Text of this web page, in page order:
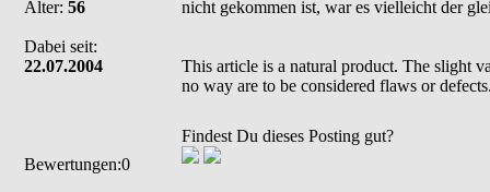
Alter: 56
Dabei seit:
22.07.2004
Bewertungen:0
nicht gekommen ist, war es vielleicht der
This article is a natural product. The slight
no way are to be considered flaws or
Findest Du dieses Posting gut?